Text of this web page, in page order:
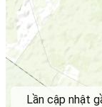
Lần cập nhật